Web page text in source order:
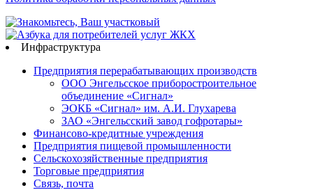
Инфраструктура
Предприятия перерабатывающих производств
ООО Энгельсское приборостроительное
объединение «Сигнал»
ЭОКБ «Сигнал» им. А.И. Глухарева
ЗАО «Энгельсский завод гофротары»
Финансово-кредитные учреждения
Предприятия пищевой промышленности
Сельскохозяйственные предприятия
Торговые предприятия
Связь, почта